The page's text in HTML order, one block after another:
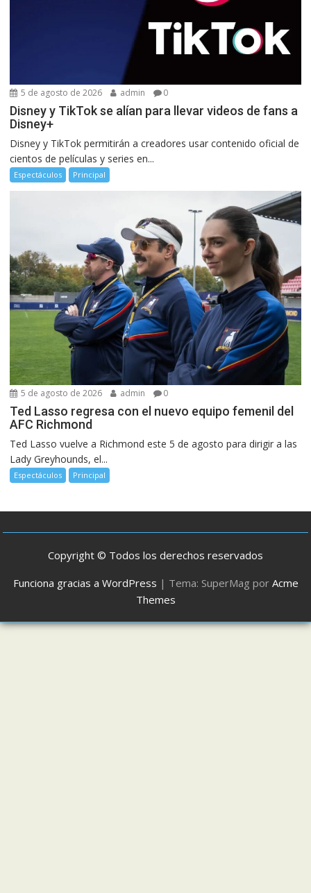
5 de agosto de 2026 admin 0
Disney y TikTok se alían para llevar videos de fans a
Disney+
Disney y TikTok permitirán a creadores usar contenido oficial de
cientos de películas y series en...
Espectáculos Principal
5 de agosto de 2026 admin 0
Ted Lasso regresa con el nuevo equipo femenil del
AFC Richmond
Ted Lasso vuelve a Richmond este 5 de agosto para dirigir a las
Lady Greyhounds, el...
Espectáculos Principal
Copyright © Todos los derechos reservados
Funciona gracias a WordPress | Tema: SuperMag por Acme
Themes